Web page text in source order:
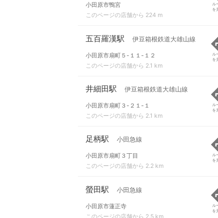
小田原市鴨宮
このページの店舗から 224 m
ル
を
五百羅漢駅 伊豆箱根鉄道大雄山線
小田原市扇町５-１１-１２
このページの店舗から 2.1 km
ル
を
井細田駅 伊豆箱根鉄道大雄山線
小田原市扇町３-２１-１
このページの店舗から 2.1 km
ル
を
足柄駅 小田急線
小田原市扇町３丁目
このページの店舗から 2.2 km
ル
を
螢田駅 小田急線
小田原市蓮正寺
このページの店舗から 2.5 km
ル
を